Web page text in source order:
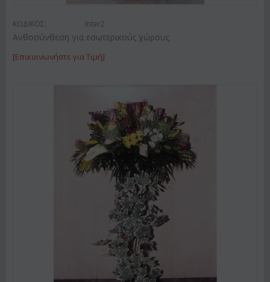
ΚΩΔΙΚΟΣ: Inter2
Ανθοσύνθεση για εσωτερικούς χώρους
[Επικοινωνήστε για Τιμή]